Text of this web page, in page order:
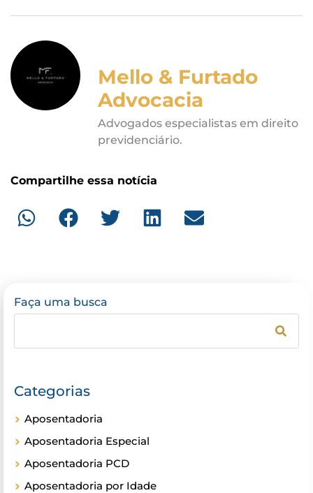
Mello & Furtado
Advocacia
Advogados especialistas em direito
previdenciário.
Compartilhe essa notícia
Faça uma busca
Categorias
Aposentadoria
Aposentadoria Especial
Aposentadoria PCD
Aposentadoria por Idade